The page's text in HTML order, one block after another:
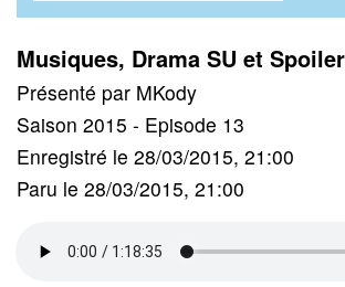
Musiques, Drama SU et
Présenté par MKody
Saison 2015 - Episode 13
Enregistré le 28/03/2015, 21:00
Paru le 28/03/2015, 21:00